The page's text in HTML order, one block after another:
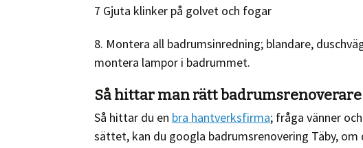
7 Gjuta klinker på golvet och fogar
8. Montera all badrumsinredning; blandare,
montera lampor i badrummet.
Så hittar man rätt badrumsrenoverare
Så hittar du en bra hantverksfirma; fråga vänner
sättet, kan du googla badrumsrenovering Täby, om